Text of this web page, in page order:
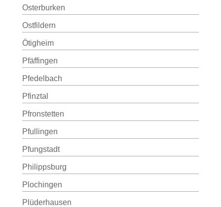
Osterburken
Ostfildern
Ötigheim
Pfäffingen
Pfedelbach
Pfinztal
Pfronstetten
Pfullingen
Pfungstadt
Philippsburg
Plochingen
Plüderhausen